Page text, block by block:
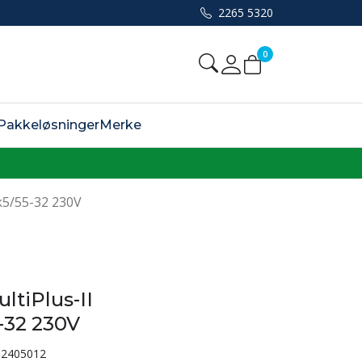
2265 5320
Mine sider
0
Merke
55-32 230V
II
230V